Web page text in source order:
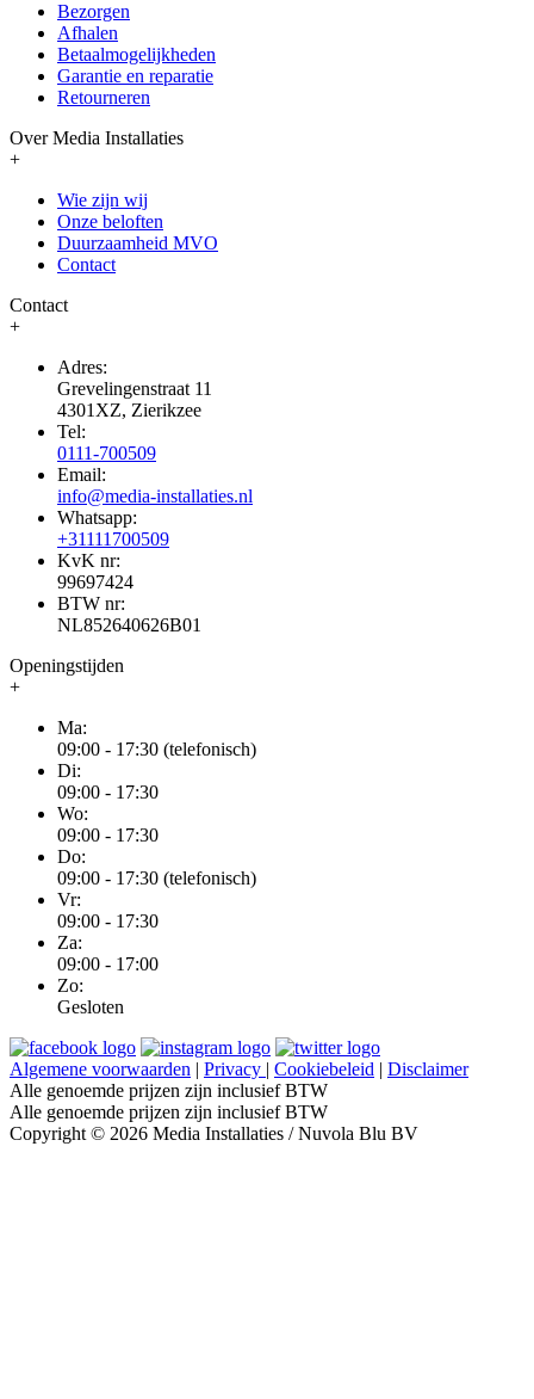
Bezorgen
Afhalen
Betaalmogelijkheden
Garantie en reparatie
Retourneren
Over Media Installaties
+
Wie zijn wij
Onze beloften
Duurzaamheid MVO
Contact
Contact
+
Adres:
Grevelingenstraat 11
4301XZ, Zierikzee
Tel:
0111-700509
Email:
info@media-installaties.nl
Whatsapp:
+31111700509
KvK nr:
99697424
BTW nr:
NL852640626B01
Openingstijden
+
Ma:
09:00 - 17:30 (telefonisch)
Di:
09:00 - 17:30
Wo:
09:00 - 17:30
Do:
09:00 - 17:30 (telefonisch)
Vr:
09:00 - 17:30
Za:
09:00 - 17:00
Zo:
Gesloten
Algemene voorwaarden | Privacy | Cookiebeleid | Disclaimer
Alle genoemde prijzen zijn inclusief BTW
Alle genoemde prijzen zijn inclusief BTW
Copyright © 2026 Media Installaties / Nuvola Blu BV